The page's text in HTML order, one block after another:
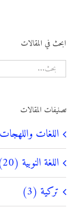
ابحث في المقالات
البحث
عن:
تصنيفات المقالات
اللغات واللهجات
اللغة النوبية (20)
تركية (3)